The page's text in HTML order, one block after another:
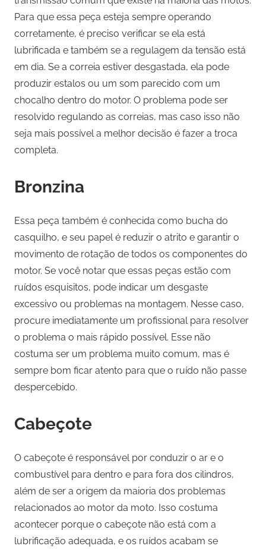
Para que essa peça esteja sempre operando
corretamente, é preciso verificar se ela está
lubrificada e também se a regulagem da tensão está
em dia. Se a correia estiver desgastada, ela pode
produzir estalos ou um som parecido com um
chocalho dentro do motor. O problema pode ser
resolvido regulando as correias, mas caso isso não
seja mais possível a melhor decisão é fazer a troca
completa.
Bronzina
Essa peça também é conhecida como bucha do
casquilho, e seu papel é reduzir o atrito e garantir o
movimento de rotação de todos os componentes do
motor. Se você notar que essas peças estão com
ruídos esquisitos, pode indicar um desgaste
excessivo ou problemas na montagem. Nesse caso,
procure imediatamente um profissional para resolver
o problema o mais rápido possível. Esse não
costuma ser um problema muito comum, mas é
sempre bom ficar atento para que o ruído não passe
despercebido.
Cabeçote
O cabeçote é responsável por conduzir o ar e o
combustível para dentro e para fora dos cilindros,
além de ser a origem da maioria dos problemas
relacionados ao motor da moto. Isso costuma
acontecer porque o cabeçote não está com a
lubrificação adequada, e os ruídos acabam se